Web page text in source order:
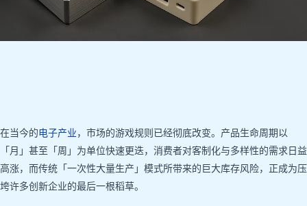
在当今的电子产业，市场的游戏规则已经彻底改变。产品生命周期以
「月」甚至「周」为单位快速更迭，消费者对客制化与多样性的需求日益
高涨，而传统「一次性大量生产」模式所带来的巨大库存风险，正成为压
垮许多创新企业的最后一根稻草。